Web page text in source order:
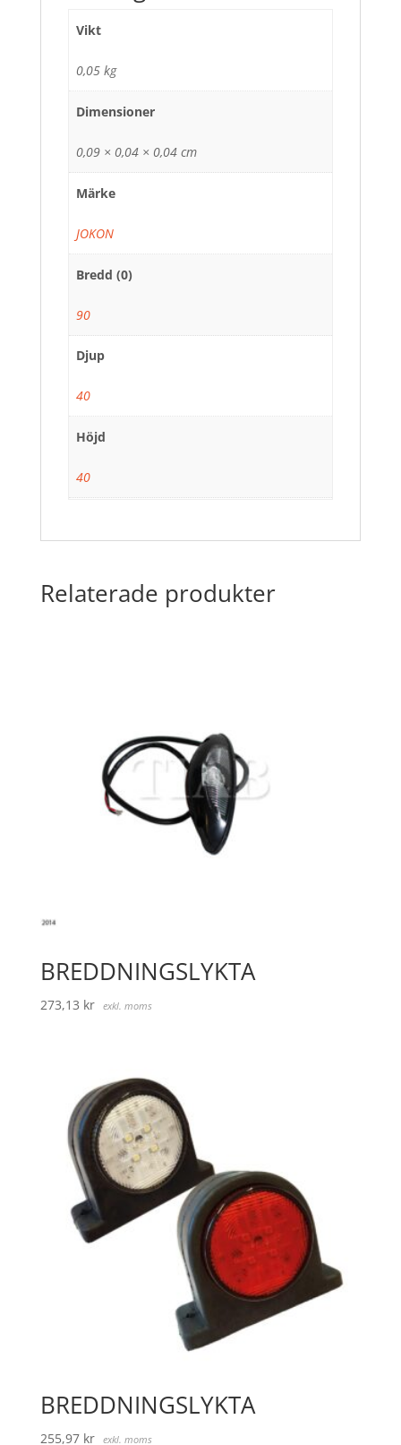
Vikt
0,05 kg
Dimensioner
0,09 × 0,04 × 0,04 cm
Märke
JOKON
Bredd (0)
90
Djup
40
Höjd
40
Relaterade produkter
BREDDNINGSLYKTA
273,13 kr exkl. moms
BREDDNINGSLYKTA
255,97 kr exkl. moms